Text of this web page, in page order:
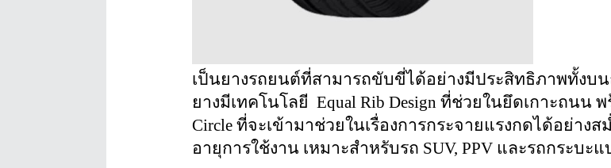
เป็นยางรถยนต์ที่สามารถขับขี่ได้อย่างมีประสิทธิภาพทั้งบ
ยางมีเทคโนโลยี  Equal Rib Design ที่ช่วยในยึดเกาะถนน
Circle ที่จะเข้ามาช่วยในเรื่องการกระจายแรงกดได้อย่าง
อายุการใช้งาน เหมาะสำหรับรถ SUV, PPV และรถกระบะแ